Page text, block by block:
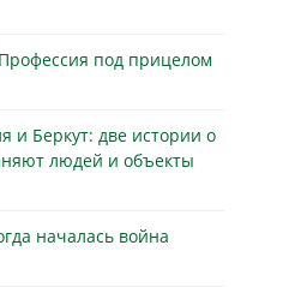
под прицелом
и Беркут: две истории о
людей и объекты
началась война